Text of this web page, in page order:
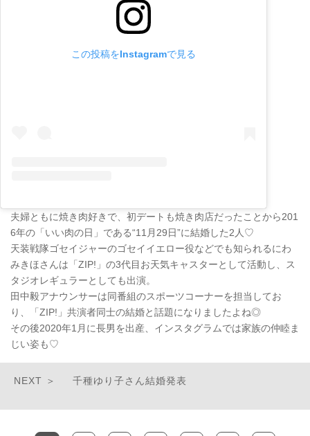
この投稿をInstagramで見る
夫婦ともに焼き肉好きで、初デートも焼き肉店だったことから201
6年の「いい肉の日」である“11月29日”に結婚した2人♡
天装戦隊ゴセイジャーのゴセイイエロー役などでも知られるにわ
みきほさんは「ZIP!」の3代目お天気キャスターとして活動し、ス
タジオレギュラーとしても出演。
田中毅アナウンサーは同番組のスポーツコーナーを担当してお
り、「ZIP!」共演者同士の結婚と話題になりましたよね◎
その後2020年1月に長男を出産、インスタグラムでは家族の仲睦ま
じい姿も♡
千種ゆり子さん結婚発表